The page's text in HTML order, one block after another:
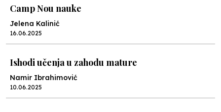
Camp Nou nauke
Jelena Kalinić
16.06.2025
Ishodi učenja u zahodu mature
Namir Ibrahimović
10.06.2025